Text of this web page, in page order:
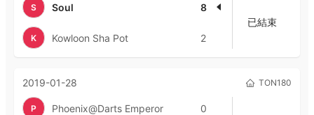
S Soul 8
K Kowloon Sha Pot 2
已結束
2019-01-28 TON180
P Phoenix@Darts Emperor 0